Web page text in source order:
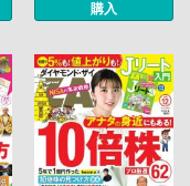
購入